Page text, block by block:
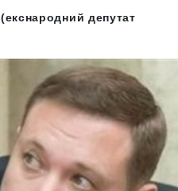
(екснародний депутат